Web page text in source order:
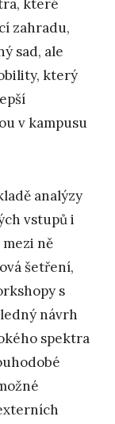
které
zahradu,
sad, ale
který
v kampusu
analýzy
vstupů i
ně
šetření,
s
návrh
spektra